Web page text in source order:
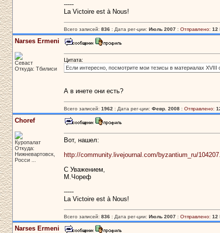
-----
La Victoire est à Nous!
Всего записей: 836: Дата рег-ции: Июль 2007: Отправлено: 12
Narses Ermeni
Севаст
Откуда: Тбилиси
Цитата:
Если интересно, посмотрите мои тезисы в материалах
А в инете они есть?
Всего записей: 1962 : Дата рег-ции: Февр. 2008: Отправлено:
Choref
Куропалат
Откуда:
Нижневартовск,
Росси ...
Вот, нашел:
http://community.livejournal.com/byzantium_ru/
С Уважением,
М.Чореф
-----
La Victoire est à Nous!
Всего записей: 836: Дата рег-ции: Июль 2007: Отправлено: 12
Narses Ermeni